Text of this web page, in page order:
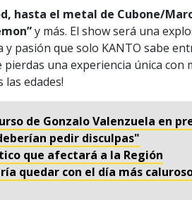
hasta el metal de Cubone/
y más. El show será una
pasión que solo KANTO sabe
pierdas una experiencia única con
edades!
de Gonzalo Valenzuela en
pedir disculpas"
que afectará a la Región
quedar con el día más